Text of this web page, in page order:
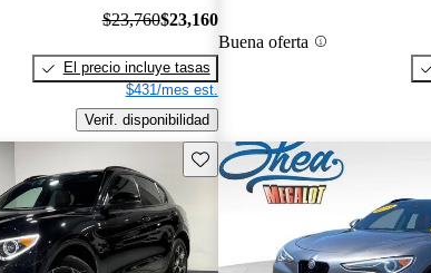
$23,760$23,160
El precio incluye tasas
$431/mes est.
Verif. disponibilidad
Buena oferta
Guarda este Aviso